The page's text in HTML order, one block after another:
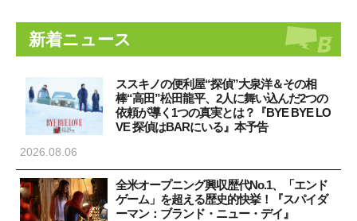
新着ニュース
ススキノの便利屋“探偵”大泉洋＆その相
棒“高田”松田龍平、2人に舞い込んだ2つの
依頼が導く1つの真実とは？『BYE BYE LO
VE 探偵はBARにいる』本予告
2026.08.06
全米オープニング興収歴代No.1、「エンド
ゲーム」を超える歴史的快挙！『スパイダ
ーマン：ブランド・ニュー・デイ』